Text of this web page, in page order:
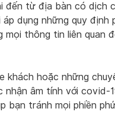
đến từ địa bàn có dịch
áp dụng những quy
mọi thông tin liên quan
khách hoặc những
nhận âm tính với
bạn tránh mọi phiền